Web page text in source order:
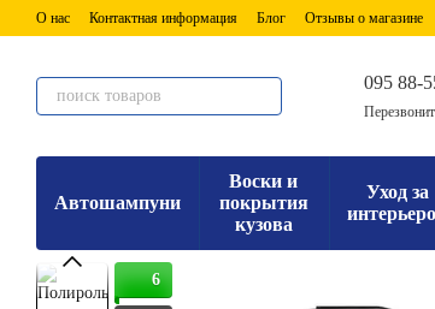
Перейти к основному контенту
О нас Контактная информация Блог Отзывы о магазине
095 88-
Автошампуни
Воски и
покрытия
кузова
Уход за
6